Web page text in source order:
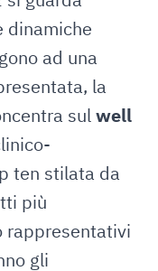
dinamiche
ad una
la
sulwell
ten stilata da
più
rappresentativi
gli